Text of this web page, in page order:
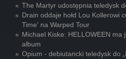
The Martyr udostępnia teledysk
Drain oddaje hołd Lou Kollerowi
Time' na Warped Tour
Michael Kiske: HELLOWEEN ma
album
Opium - debiutancki teledysk do